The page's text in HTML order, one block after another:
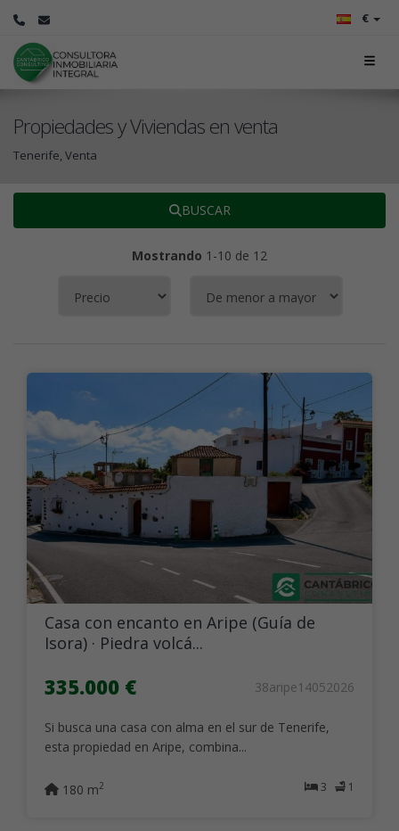
€
Propiedades y Viviendas en venta
Tenerife, Venta
BUSCAR
Mostrando 1-10 de 12
Casa con encanto en Aripe (Guía de
Isora) · Piedra volcá...
335.000 € 38aripe14052026
Si busca una casa con alma en el sur de Tenerife,
esta propiedad en Aripe, combina...
3 1
180 m2